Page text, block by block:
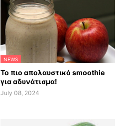
NEWS
Το πιο απολαυστικό smoothie
για αδυνάτισμα!
July 08, 2024